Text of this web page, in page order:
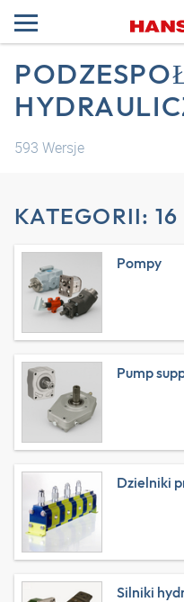
593 Wersje
KATEGORII: 16
Pompy
Pump
Dzielniki
Silniki